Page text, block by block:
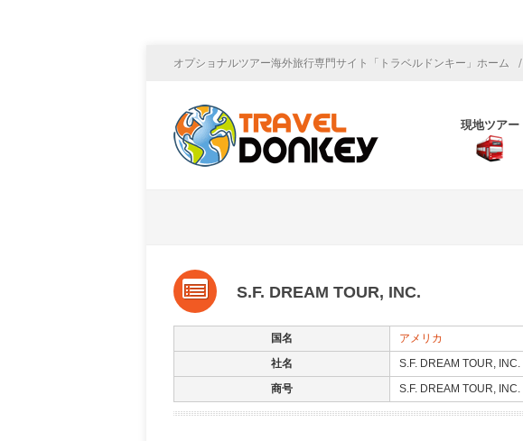
オプショナルツアー海外旅行専門サイト「トラベルドンキー」ホーム /
現地ツアー
S.F. DREAM TOUR, INC.
国名
アメリカ
社名
S.F. DREAM TOUR, INC.
商号
S.F. DREAM TOUR, INC.